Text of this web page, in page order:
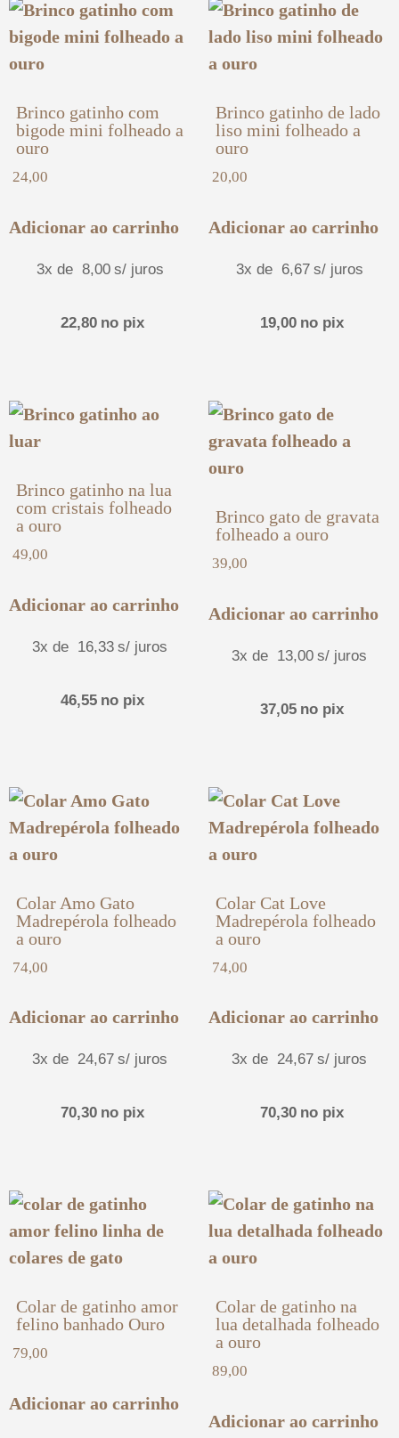
Brinco gatinho com
bigode mini folheado a
ouro
24,00
Adicionar ao carrinho
3x de 8,00 s/ juros
22,80 no pix
Brinco gatinho de lado
liso mini folheado a
ouro
20,00
Adicionar ao carrinho
3x de 6,67 s/ juros
19,00 no pix
Brinco gatinho na lua
com cristais folheado
a ouro
49,00
Adicionar ao carrinho
3x de 16,33 s/ juros
46,55 no pix
Brinco gato de gravata
folheado a ouro
39,00
Adicionar ao carrinho
3x de 13,00 s/ juros
37,05 no pix
Colar Amo Gato
Madrepérola folheado
a ouro
74,00
Adicionar ao carrinho
3x de 24,67 s/ juros
70,30 no pix
Colar Cat Love
Madrepérola folheado
a ouro
74,00
Adicionar ao carrinho
3x de 24,67 s/ juros
70,30 no pix
Colar de gatinho amor
felino banhado Ouro
79,00
Adicionar ao carrinho
Colar de gatinho na
lua detalhada folheado
a ouro
89,00
Adicionar ao carrinho